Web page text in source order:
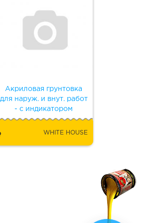
Акриловая грунтовка
для наруж. и внут. работ
- с индикатором
WHITE HOUSE